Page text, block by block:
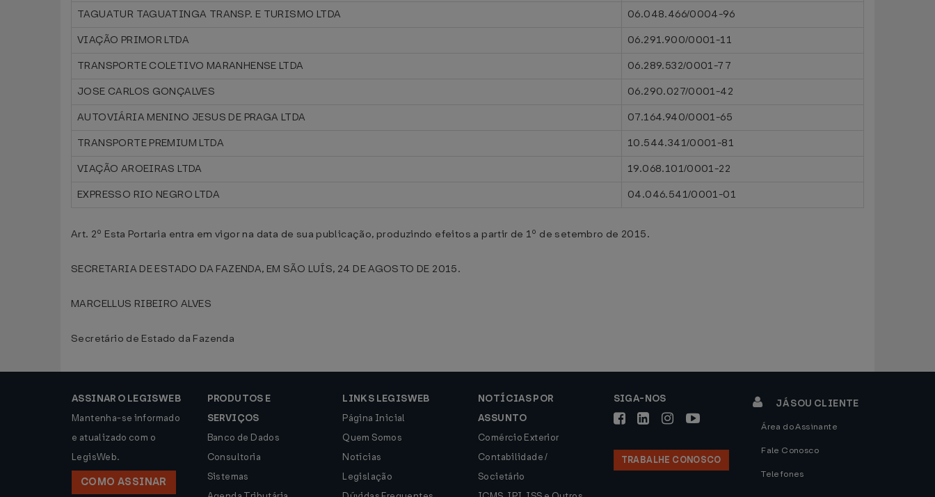
TAGUATUR TAGUATINGA TRANSP. E TURISMO LTDA
06.048.466/0004-96
VIAÇÃO PRIMOR LTDA
06.291.900/0001-11
TRANSPORTE COLETIVO MARANHENSE LTDA
06.289.532/0001-77
JOSE CARLOS GONÇALVES
06.290.027/0001-42
AUTOVIÁRIA MENINO JESUS DE PRAGA LTDA
07.164.940/0001-65
TRANSPORTE PREMIUM LTDA
10.544.341/0001-81
VIAÇÃO AROEIRAS LTDA
19.068.101/0001-22
EXPRESSO RIO NEGRO LTDA
04.046.541/0001-01
Art. 2º Esta Portaria entra em vigor na data de sua publicação, produzindo efeitos a partir de 1º de setembro de 2015.
SECRETARIA DE ESTADO DA FAZENDA, EM SÃO LUÍS, 24 DE AGOSTO DE 2015.
MARCELLUS RIBEIRO ALVES
Secretário de Estado da Fazenda
ASSINAR O LEGISWEB
Mantenha-se informado
e atualizado com o
LegisWeb.
COMO ASSINAR
PRODUTOS E
SERVIÇOS
Banco de Dados
Consultoria
Sistemas
LINKS LEGISWEB
Página Inicial
Quem Somos
Notícias
Legislação
NOTÍCIAS POR
ASSUNTO
Comércio Exterior
Contabilidade /
Societário
SIGA-NOS
TRABALHE CONOSCO
JÁ SOU CLIENTE
Área do Assinante
Fale Conosco
Telefones